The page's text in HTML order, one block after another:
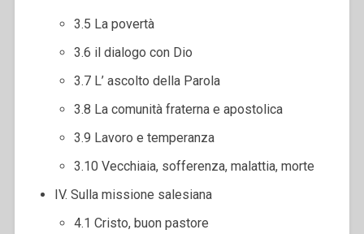
3.5 La povertà
3.6 il dialogo con Dio
3.7 L’ ascolto della Parola
3.8 La comunità fraterna e apostolica
3.9 Lavoro e temperanza
3.10 Vecchiaia, sofferenza, malattia, morte
IV. Sulla missione salesiana
4.1 Cristo, buon pastore